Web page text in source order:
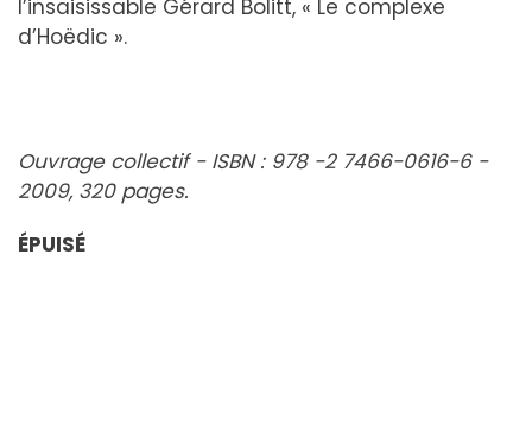
l’insaisissable Gérard Bolitt, « Le complexe
d’Hoëdic ».
Ouvrage collectif - ISBN : 978 -2 7466-0616-6 -
2009, 320 pages.
ÉPUISÉ